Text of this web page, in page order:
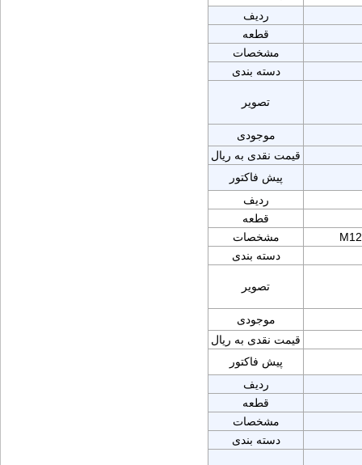
ردیف
قطعه
مشخصات
دسته بندی
تصویر
موجودی
قیمت نقدی به ریال
پیش فاکتور
ردیف
قطعه
مشخصات
دسته بندی
تصویر
موجودی
قیمت نقدی به ریال
پیش فاکتور
ردیف
قطعه
مشخصات
دسته بندی